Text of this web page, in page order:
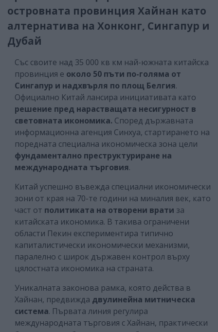
островната провинция Хайнан като
алтернатива на Хонконг, Сингапур и
Дубай
Със своите над 35 000 кв км най-южната китайска
провинция е около 50 пъти по-голяма от
Сингапур и надхвърля по площ Белгия.
Официално Китай лансира инициативата като
решение пред нарастващата несигурност в
световната икономика. Според държавната
информационна агенция Синхуа, стартирането на
поредната специална икономическа зона цели
фундаментално преструктуриране на
международната търговия.
Китай успешно въвежда специални икономически
зони от края на 70-те години на миналия век, като
част от политиката на отворени врати за
китайската икономика. В такива ограничени
области Пекин експериментира типично
капиталистически икономически механизми,
паралелно с широк държавен контрол върху
цялостната икономика на страната.
Уникалната законова рамка, която действа в
Хайнан, предвижда двулинейна митническа
система. Първата линия регулира
международната търговия с Хайнан, практически